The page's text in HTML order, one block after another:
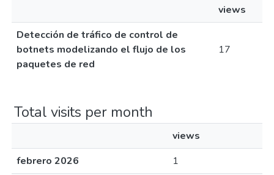
Policies
views
Detección de tráfico de control de
botnets modelizando el flujo de los
paquetes de red
17
Total visits per month
views
febrero 2026
1